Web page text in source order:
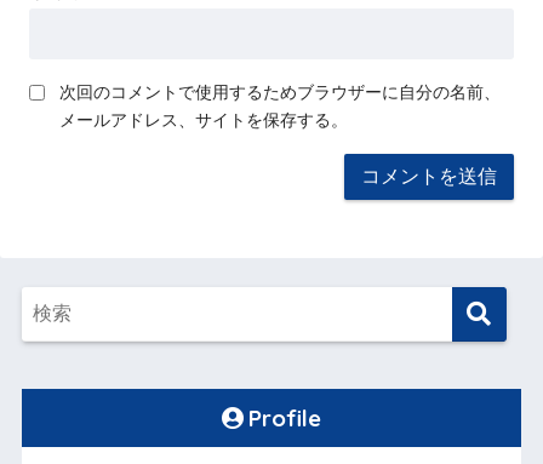
次回のコメントで使用するためブラウザーに自分の名前、
メールアドレス、サイトを保存する。
Profile